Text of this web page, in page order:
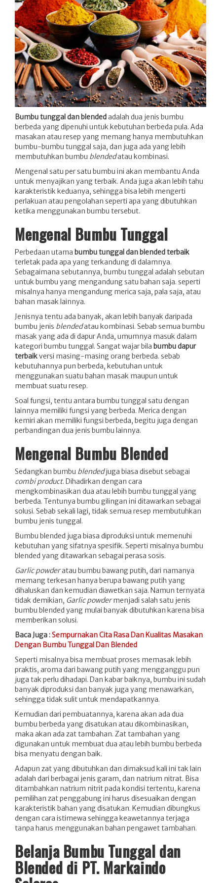
Bumbu tunggal dan blendedadalah dua jenis bumbu
berbeda yang dipenuhi untuk kebutuhan berbeda pula. Ada
masakan atau resep yang memang hanya membutuhkan
bumbu-bumbu tunggal saja, dan juga ada yang lebih
membutuhkan bumbu blendedatau kombinasi.
Mengenal satu per satu bumbu ini akan membantu Anda
untuk menyajikan yang terbaik. Anda juga akan lebih tahu
karakteristik keduanya, sehingga bisa lebih mengerti
perlakuan atau pengolahan seperti apa yang dibutuhkan
ketika menggunakan bumbu tersebut.
Mengenal Bumbu Tunggal
Perbedaan utama bumbu tunggal dan blended terbaik
terletak pada apa yang terkandung di dalamnya.
Sebagaimana sebutannya, bumbu tunggal adalah sebutan
untuk bumbu yang mengandung satu bahan saja. seperti
misalnya hanya mengandung merica saja, pala saja, atau
bahan masak lainnya.
Jenisnya tentu ada banyak, akan lebih banyak daripada
bumbu jenis blendedatau kombinasi. Sebab semua bumbu
masak yang ada di dapur Anda, umumnya masuk dalam
kategori bumbu tunggal. Sangat wajar bila bumbu dapur
terbaikversi masing-masing orang berbeda. sebab
kebutuhannya pun berbeda, kebutuhan untuk
menggunakan suatu bahan masak maupun untuk
membuat suatu resep.
Soal fungsi, tentu antara bumbu tunggal satu dengan
lainnya memiliki fungsi yang berbeda. Merica dengan
kemiri akan memiliki fungsi berbeda, begitu juga dengan
perbandingan dua jenis bumbu lainnya.
Mengenal Bumbu Blended
Sedangkan bumbu blendedjuga biasa disebut sebagai
combi product. Dihadirkan dengan cara
mengkombinasikan dua atau lebih bumbu tunggal yang
berbeda. Tentunya bumbu gilingan ini ditawarkan sebagai
solusi. Sebab sekali lagi, tidak semua resep membutuhkan
bumbu jenis tunggal.
Bumbu blended juga biasa diproduksi untuk memenuhi
kebutuhan yang sifatnya spesifik. Seperti misalnya bumbu
blended yang ditawarkan sebagai perasa sosis.
Garlic powderatau bumbu bawang putih, dari namanya
memang terkesan hanya berupa bawang putih yang
dihaluskan dan kemudian diawetkan saja. Namun ternyata
tidak demikian, Garlic powdermenjadi salah satu jenis
bumbu blended yang mulai banyak dibutuhkan karena bisa
memberikan solusi.
Baca Juga :Sempurnakan Cita Rasa Dan Kualitas Masakan
Dengan Bumbu Tunggal Dan Blended
Seperti misalnya bisa membuat proses memasak lebih
praktis, aroma dari bawang putih yang mengganggu pun
juga tak perlu dihadapi. Dan kabar baiknya, bumbu ini sudah
banyak diproduksi dan banyak juga yang menawarkan,
sehingga tidak sulit untuk mendapatkannya.
Kemudian dari pembuatannya, karena akan ada dua
bumbu berbeda yang disatukan atau dikombinasikan,
maka akan ada zat tambahan. Zat tambahan yang
digunakan untuk membuat dua atau lebih bumbu berbeda
bisa menyatu dengan baik.
Adapun zat yang dibutuhkan dan dimaksud kali ini tak lain
adalah dari berbagai jenis garam, dan natrium nitrat. Bisa
ditambahkan natrium nitrit pada kondisi tertentu, karena
pemilihan zat penggabung ini harus disesuaikan dengan
karakteristik bahan yang disatukan. Kemudian dibungkus
dengan cara istimewa sehingga keawetannya terjaga
tanpa harus menggunakan bahan pengawet tambahan.
Belanja Bumbu Tunggal dan
Blended di PT. Markaindo